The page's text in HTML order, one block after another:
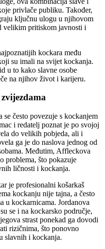
privlače publiku. Također,
ključnu ulogu u njihovom
velikim pritiskom javnosti i
kockara među
su imali na svijet kockanja.
u to kako slavne osobe
na njihov život i karijeru.
često povezuje s kockanjem
i redatelj poznat je po svojoj
do velikih pobjeda, ali i
ga je do naslova jednog od
Međutim, Affleckova
problema, što pokazuje
ličnosti i kockanja.
je profesionalni košarkaš
kockanju nije tajna, a često
u kockarnicama. Jordanova
se i na kockarsko područje,
strast ponekad ga dovodi
rizičnima, što ponovno
slavnih i kockanja.